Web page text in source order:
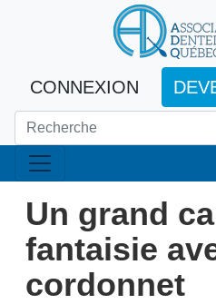
CONNEXION
Un grand
fantaisie
cordonnet